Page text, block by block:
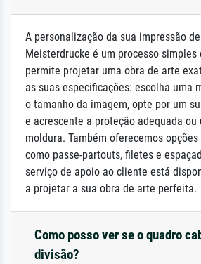
A personalização da sua impressão
Meisterdrucke é um processo
permite projetar uma obra de arte
as suas especificações: escolha uma
o tamanho da imagem, opte por um
e acrescente a proteção adequada ou
moldura. Também oferecemos
como passe-partouts, filetes e
serviço de apoio ao cliente está
a projetar a sua obra de arte perfeita.
Como posso ver se o quadro
divisão?